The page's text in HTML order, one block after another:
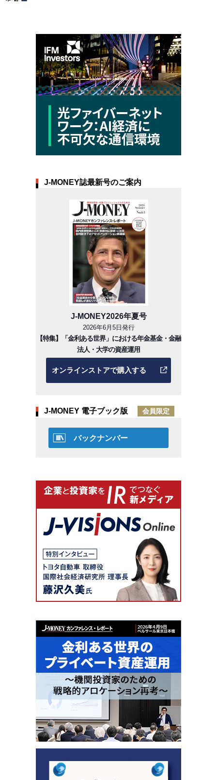
J-MONEY誌最新号のご案内
J-MONEY2026年夏号
2026年6月5日発行
【特集】「金利ある世界」における年金基金・金融
法人・大学の資産運用
オンラインストアで購入する
J-MONEY 電子ブック版 会員限定
バックナンバー